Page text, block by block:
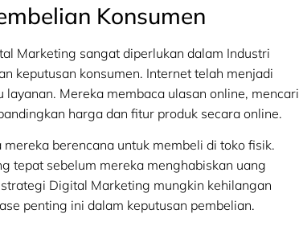
Konsumen
Marketing sangat diperlukan dalam Industri
keputusan konsumen. Internet telah menjadi
Mereka membaca ulasan online, mencari
harga dan fitur produk secara online.
berencana untuk membeli di toko fisik.
tepat sebelum mereka menghabiskan uang
Digital Marketing mungkin kehilangan
penting ini dalam keputusan pembelian.